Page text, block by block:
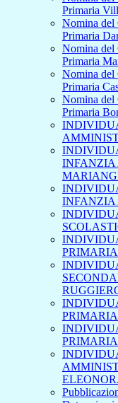
Primaria
Nomina del
Primaria
Nomina del
Primaria
Nomina del
Primaria
Nomina del
Primaria
INFANZIA
INFANZIA